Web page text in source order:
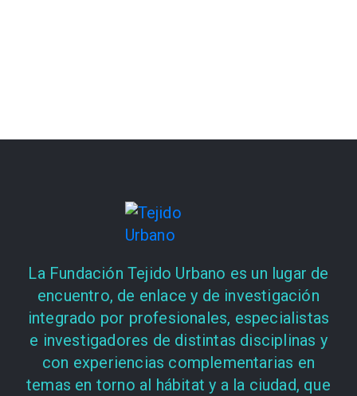
La Fundación Tejido Urbano es un lugar de
encuentro, de enlace y de investigación
integrado por profesionales, especialistas
e investigadores de distintas disciplinas y
con experiencias complementarias en
temas en torno al hábitat y a la ciudad, que